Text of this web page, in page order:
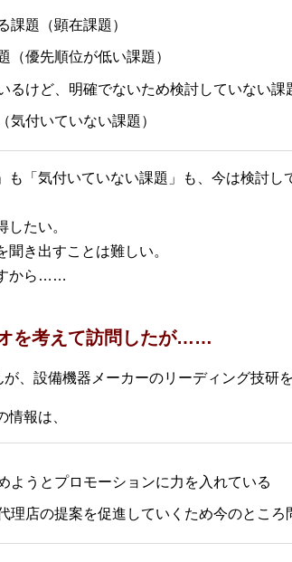
課題（顕在課題）
（優先順位が低い課題）
けど、明確でないため検討していない課
気付いていない課題）
も「気付いていない課題」も、今は検討
たい。
き出すことは難しい。
すから……
を考えて訪問したが……
、設備機器メーカーのリーディング技研
報は、
ようとプロモーションに力を入れている
理店の提案を促進していくため今のところ